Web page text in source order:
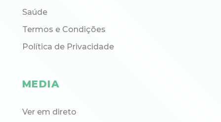
Saúde
Termos e Condições
Política de Privacidade
MEDIA
Ver em direto